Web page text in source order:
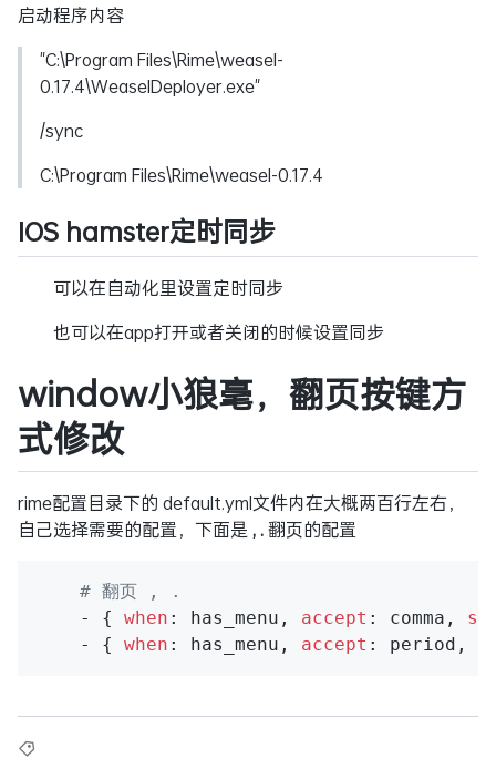
启动程序内容
"C:\Program Files\Rime\weasel-
0.17.4\WeaselDeployer.exe"
/sync
C:\Program Files\Rime\weasel-0.17.4
IOS hamster定时同步
可以在自动化里设置定时同步
也可以在app打开或者关闭的时候设置同步
window小狼毫，翻页按键方
式修改
rime配置目录下的 default.yml文件内在大概两百行左右，
自己选择需要的配置，下面是 , .翻页的配置
# 翻页 , .
    - {
when : has_menu, accept : comma,
    - {
when : has_menu, accept : period,